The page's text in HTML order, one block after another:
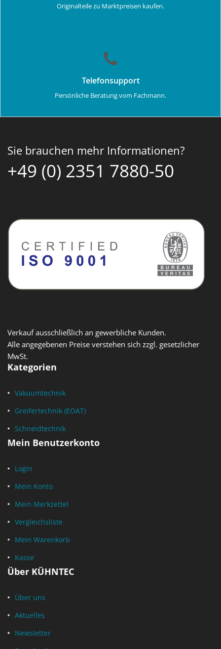
Originalteile zu Marktpreisen kaufen.
Telefonsupport
Persönliche Beratung vom Fachmann.
Sie brauchen mehr Informationen?
+49 (0) 2351 7880-50
Verkauf ausschließlich an gewerbliche Kunden.
Alle angegebenen Preise verstehen sich zzgl. gesetzlicher
MwSt.
Kategorien
Vakuumtechnik
Greifertechnik (EOAT)
Schneidtechnik
Mein Benutzerkonto
Login
Mein Konto
Mein Merkzettel
Vergleichsliste
Mein Warenkorb
Kasse
Über KÜHNTEC
Über uns
Aktuelles
Newsletter